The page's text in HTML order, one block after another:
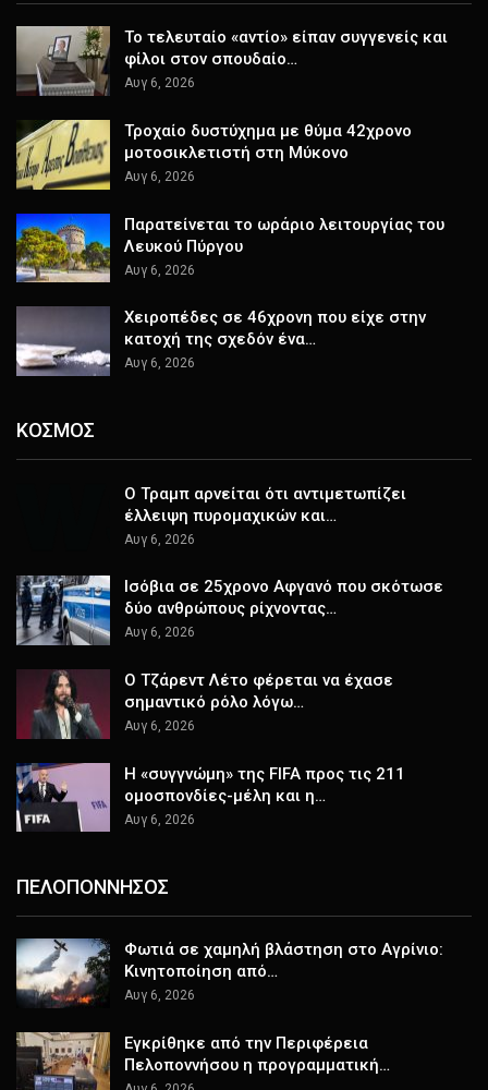
Το τελευταίο «αντίο» είπαν συγγενείς και
φίλοι στον σπουδαίο…
Αυγ 6, 2026
Τροχαίο δυστύχημα με θύμα 42χρονο
μοτοσικλετιστή στη Μύκονο
Αυγ 6, 2026
Παρατείνεται το ωράριο λειτουργίας του
Λευκού Πύργου
Αυγ 6, 2026
Χειροπέδες σε 46χρονη που είχε στην
κατοχή της σχεδόν ένα…
Αυγ 6, 2026
ΚΟΣΜΟΣ
Ο Τραμπ αρνείται ότι αντιμετωπίζει
έλλειψη πυρομαχικών και…
Αυγ 6, 2026
Ισόβια σε 25χρονο Αφγανό που σκότωσε
δύο ανθρώπους ρίχνοντας…
Αυγ 6, 2026
Ο Τζάρεντ Λέτο φέρεται να έχασε
σημαντικό ρόλο λόγω…
Αυγ 6, 2026
Η «συγγνώμη» της FIFA προς τις 211
ομοσπονδίες-μέλη και η…
Αυγ 6, 2026
ΠΕΛΟΠΟΝΝΗΣΟΣ
Φωτιά σε χαμηλή βλάστηση στο Αγρίνιο:
Κινητοποίηση από…
Αυγ 6, 2026
Εγκρίθηκε από την Περιφέρεια
Πελοποννήσου η προγραμματική…